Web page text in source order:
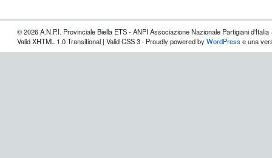
© 2026 A.N.P.I. Provinciale Biella ETS - ANPI Associazione Nazionale Partigiani d'Italia
Valid XHTML 1.0 Transitional | Valid CSS 3 · Proudly powered byWordPress e una